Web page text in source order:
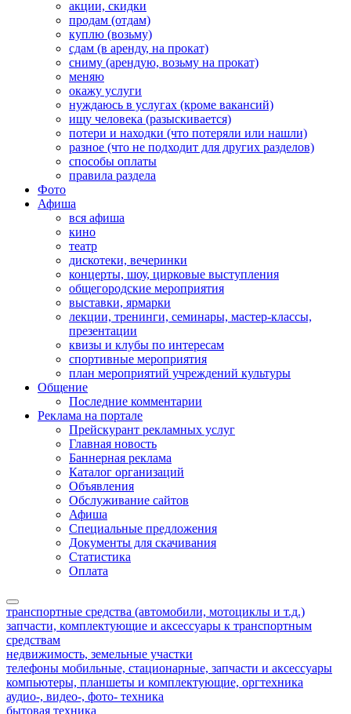
акции, скидки
продам (отдам)
куплю (возьму)
сдам (в аренду, на прокат)
сниму (арендую, возьму на прокат)
меняю
окажу услуги
нуждаюсь в услугах (кроме вакансий)
ищу человека (разыскивается)
потери и находки (что потеряли или нашли)
разное (что не подходит для других разделов)
способы оплаты
правила раздела
Фото
Афиша
вся афиша
кино
театр
дискотеки, вечеринки
концерты, шоу, цирковые выступления
общегородские мероприятия
выставки, ярмарки
лекции, тренинги, семинары, мастер-классы,
презентации
квизы и клубы по интересам
спортивные мероприятия
план мероприятий учреждений культуры
Общение
Последние комментарии
Реклама на портале
Прейскурант рекламных услуг
Главная новость
Баннерная реклама
Каталог организаций
Объявления
Обслуживание сайтов
Афиша
Специальные предложения
Документы для скачивания
Статистика
Оплата
транспортные средства (автомобили, мотоциклы и т.д.)
запчасти, комплектующие и аксессуары к транспортным
средствам
недвижимость, земельные участки
телефоны мобильные, стационарные, запчасти и аксессуары
компьютеры, планшеты и комплектующие, оргтехника
аудио-, видео-, фото- техника
бытовая техника